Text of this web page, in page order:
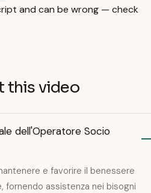
and can be wrong — check
this video
dell'Operatore Socio
e favorire il benessere
fornendo assistenza nei bisogni